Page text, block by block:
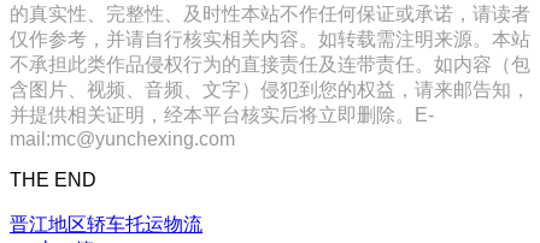
的真实性、完整性、及时性本站不作任何保证或承诺，请读者
仅作参考，并请自行核实相关内容。如转载需注明来源。本站
不承担此类作品侵权行为的直接责任及连带责任。如内容（包
含图片、视频、音频、文字）侵犯到您的权益，请来邮告知，
并提供相关证明，经本平台核实后将立即删除。E-
mail:mc@yunchexing.com
THE END
晋江地区轿车托运物流